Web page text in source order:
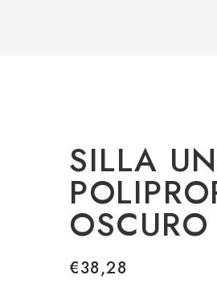
SILLA
OSCURO
€38,28